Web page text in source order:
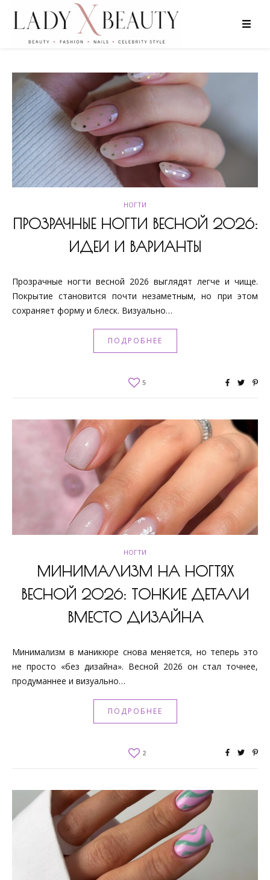
НОГТИ
ПРОЗРАЧНЫЕ НОГТИ ВЕСНОЙ 2026:
ИДЕИ И ВАРИАНТЫ
Прозрачные ногти весной 2026 выглядят легче и чище.
Покрытие становится почти незаметным, но при этом
сохраняет форму и блеск. Визуально…
ПОДРОБНЕЕ
5
НОГТИ
МИНИМАЛИЗМ НА НОГТЯХ
ВЕСНОЙ 2026: ТОНКИЕ ДЕТАЛИ
ВМЕСТО ДИЗАЙНА
Минимализм в маникюре снова меняется, но теперь это
не просто «без дизайна». Весной 2026 он стал точнее,
продуманнее и визуально…
ПОДРОБНЕЕ
2